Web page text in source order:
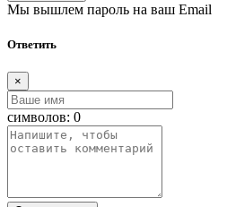
Мы вышлем пароль на ваш Email
Ответить
×
символов: 0